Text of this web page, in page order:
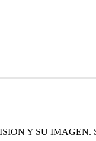
Y SU IMAGEN.